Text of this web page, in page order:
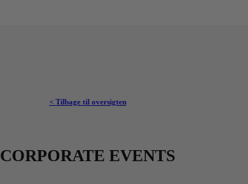
< Tilbage til oversigten
CORPORATE EVENTS